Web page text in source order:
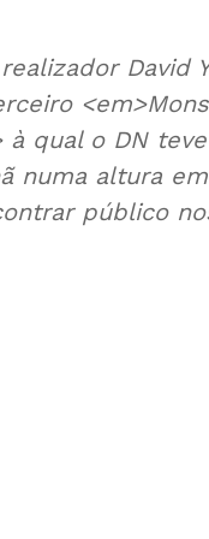
David
qual o DN
numa altura
público